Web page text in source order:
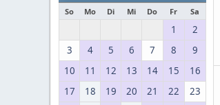
So Mo Di Mi Do Fr Sa
1
2
3
4 5 6 7 8
9
10
11 12 13 14 15
16
17
18 19 20 21 22
23